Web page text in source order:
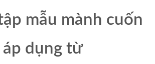
mẫu mành cuốn
dụng từ